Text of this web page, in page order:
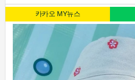
카카오 MY뉴스